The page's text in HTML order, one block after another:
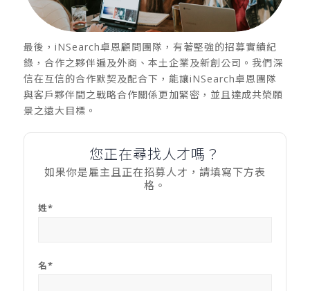
最後，iNSearch卓恩顧問團隊，有著堅強的招募實績紀
錄，合作之夥伴遍及外商、本土企業及新創公司。我們深
信在互信的合作默契及配合下，能讓iNSearch卓恩團隊
與客戶夥伴間之戰略合作關係更加緊密，並且達成共榮願
景之遠大目標。
您正在尋找人才嗎？
如果你是雇主且正在招募人才，請填寫下方表
格。
姓*
名*